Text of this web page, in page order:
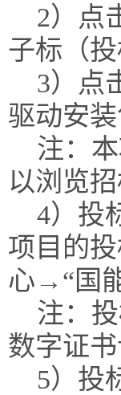
2）点
子标（投
3）点
驱动安
注：
以浏览招
4）投
项目的
心→“国
注：
数字证
5）投